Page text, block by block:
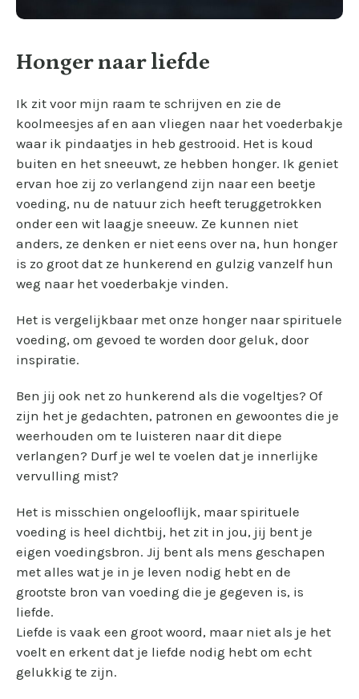
Honger naar liefde
Ik zit voor mijn raam te schrijven en zie de
koolmeesjes af en aan vliegen naar het voederbakje
waar ik pindaatjes in heb gestrooid. Het is koud
buiten en het sneeuwt, ze hebben honger. Ik geniet
ervan hoe zij zo verlangend zijn naar een beetje
voeding, nu de natuur zich heeft teruggetrokken
onder een wit laagje sneeuw. Ze kunnen niet
anders, ze denken er niet eens over na, hun honger
is zo groot dat ze hunkerend en gulzig vanzelf hun
weg naar het voederbakje vinden.
Het is vergelijkbaar met onze honger naar spirituele
voeding, om gevoed te worden door geluk, door
inspiratie.
Ben jij ook net zo hunkerend als die vogeltjes? Of
zijn het je gedachten, patronen en gewoontes die je
weerhouden om te luisteren naar dit diepe
verlangen? Durf je wel te voelen dat je innerlijke
vervulling mist?
Het is misschien ongelooflijk, maar spirituele
voeding is heel dichtbij, het zit in jou, jij bent je
eigen voedingsbron. Jij bent als mens geschapen
met alles wat je in je leven nodig hebt en de
grootste bron van voeding die je gegeven is, is
liefde.
Liefde is vaak een groot woord, maar niet als je het
voelt en erkent dat je liefde nodig hebt om echt
gelukkig te zijn.